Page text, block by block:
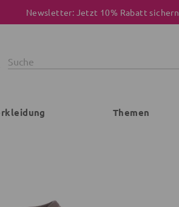
Newsletter: Jetzt 10% Rabatt sichern
Themen